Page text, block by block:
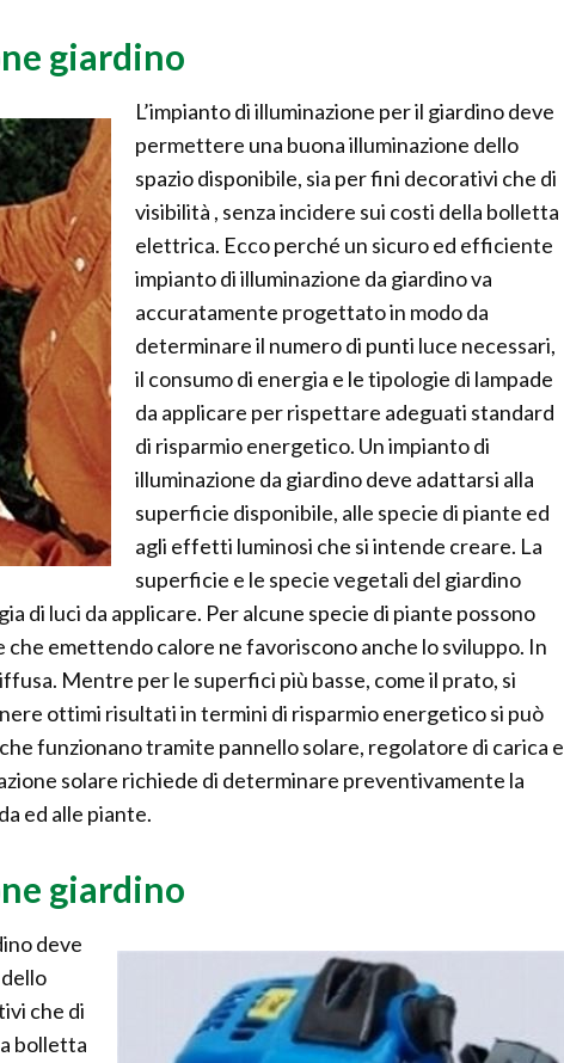
giardino
L’impianto di illuminazione per il giardino deve
permettere una buona illuminazione dello
spazio disponibile, sia per fini decorativi che di
visibilità , senza incidere sui costi della bolletta
elettrica. Ecco perché un sicuro ed efficiente
impianto di illuminazione da giardino va
accuratamente progettato in modo da
determinare il numero di punti luce necessari,
il consumo di energia e le tipologie di lampade
da applicare per rispettare adeguati standard
di risparmio energetico. Un impianto di
illuminazione da giardino deve adattarsi alla
superficie disponibile, alle specie di piante ed
agli effetti luminosi che si intende creare. La
superficie e le specie vegetali del giardino
di luci da applicare. Per alcune specie di piante possono
che emettendo calore ne favoriscono anche lo sviluppo. In
Mentre per le superfici più basse, come il prato, si
ottimi risultati in termini di risparmio energetico si può
funzionano tramite pannello solare, regolatore di carica e
solare richiede di determinare preventivamente la
ed alle piante.
giardino
deve
che di
bolletta